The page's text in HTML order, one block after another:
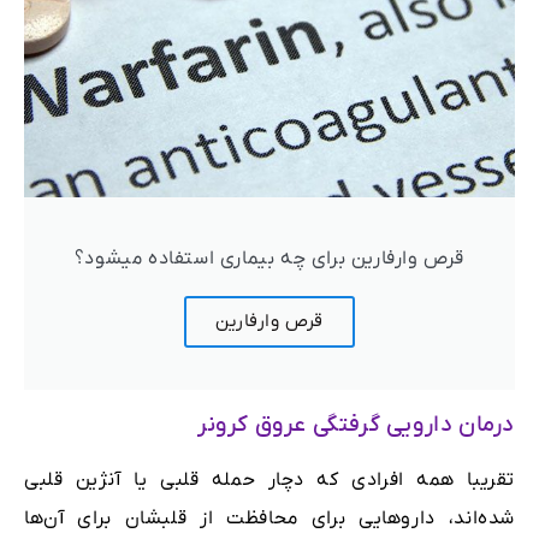
قرص وارفارین برای چه بیماری استفاده میشود؟
قرص وارفارین
درمان دارویی گرفتگی عروق کرونر
تقریبا همه افرادی که دچار حمله قلبی یا آنژین قلبی
شده‌اند، داروهایی برای محافظت از قلبشان برای آن‌ها